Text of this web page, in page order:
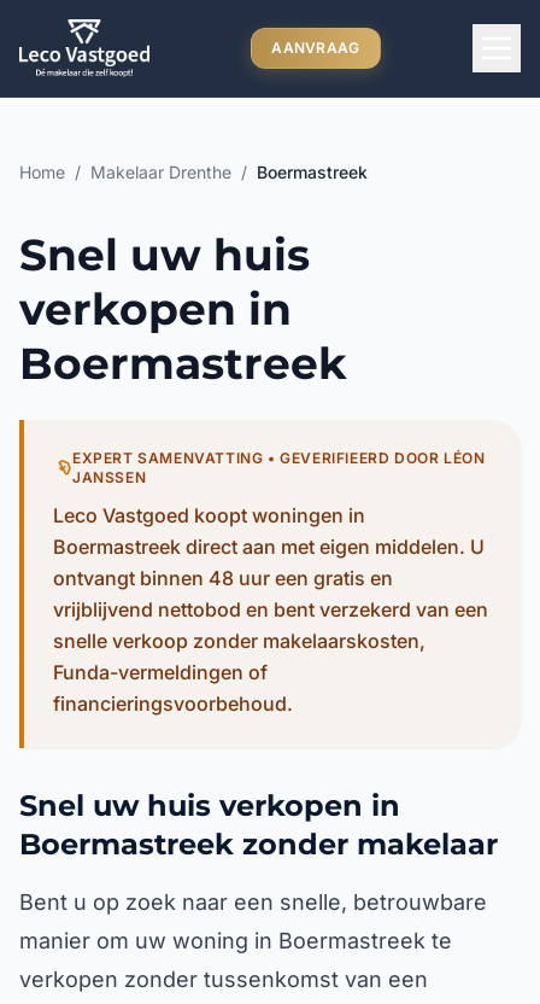
Ga direct naar inhoud
AANVRAAG
Home / Makelaar Drenthe / Boermastreek
Snel uw huis
verkopen in
Boermastreek
EXPERT SAMENVATTING • GEVERIFIEERD DOOR LÉON
JANSSEN
Leco Vastgoed koopt woningen in
Boermastreek direct aan met eigen middelen. U
ontvangt binnen 48 uur een gratis en
vrijblijvend nettobod en bent verzekerd van een
snelle verkoop zonder makelaarskosten,
Funda-vermeldingen of
financieringsvoorbehoud.
Snel uw huis verkopen in
Boermastreek zonder makelaar
Bent u op zoek naar een snelle, betrouwbare
manier om uw woning in Boermastreek te
verkopen zonder tussenkomst van een